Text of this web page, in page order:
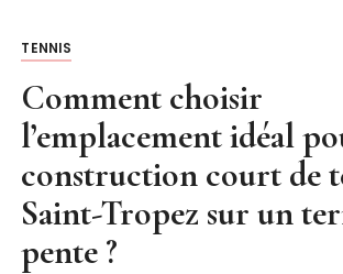
TENNIS
Comment choisir
l’emplacement idéal
construction court de
Saint-Tropez sur un
pente ?